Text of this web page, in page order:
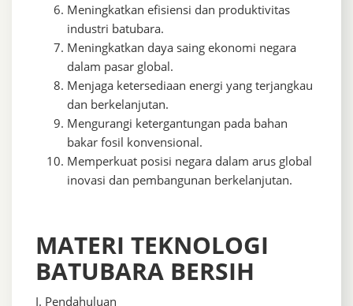
Meningkatkan efisiensi dan produktivitas
industri batubara.
Meningkatkan daya saing ekonomi negara
dalam pasar global.
Menjaga ketersediaan energi yang terjangkau
dan berkelanjutan.
Mengurangi ketergantungan pada bahan
bakar fosil konvensional.
Memperkuat posisi negara dalam arus global
inovasi dan pembangunan berkelanjutan.
MATERI TEKNOLOGI
BATUBARA BERSIH
I. Pendahuluan